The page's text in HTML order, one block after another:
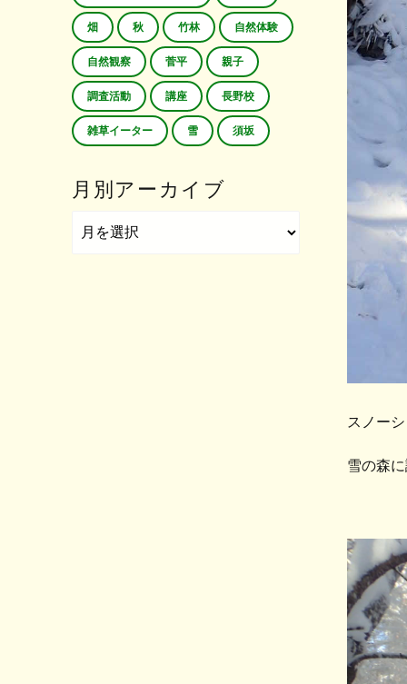
スノー
雪の森
畑 秋 竹林 自然体験
自然観察 菅平 親子
調査活動 講座 長野校
雑草イーター 雪 須坂
月別アーカイブ